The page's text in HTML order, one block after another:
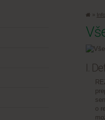
»
I.
o